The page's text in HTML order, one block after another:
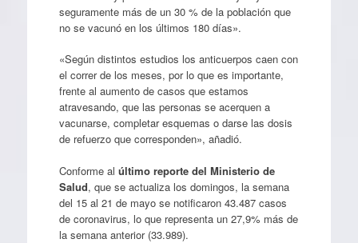
seguramente más de un 30 % de la población que
no se vacunó en los últimos 180 días».
«Según distintos estudios los anticuerpos caen con
el correr de los meses, por lo que es importante,
frente al aumento de casos que estamos
atravesando, que las personas se acerquen a
vacunarse, completar esquemas o darse las dosis
de refuerzo que corresponden», añadió.
Conforme al último reporte del Ministerio de
Salud, que se actualiza los domingos, la semana
del 15 al 21 de mayo se notificaron 43.487 casos
de coronavirus, lo que representa un 27,9% más de
la semana anterior (33.989).